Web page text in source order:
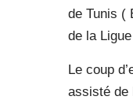
de Tunis (
de la
Le coup
assisté de